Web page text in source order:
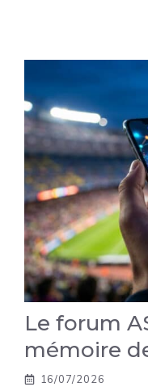
Le forum
mémoire
16/07/2026